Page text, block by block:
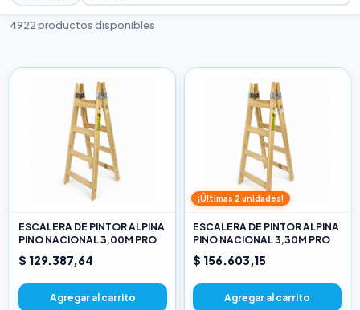
4922 productos disponibles
ESCALERA DE PINTOR ALPINA
PINO NACIONAL 3,00M PRO
$ 129.387,64
Agregar al carrito
¡Últimas 2 unidades!
ESCALERA DE PINTOR ALPINA
PINO NACIONAL 3,30M PRO
$ 156.603,15
Agregar al carrito